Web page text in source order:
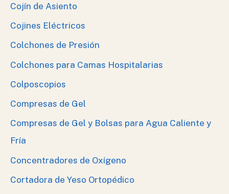
Cojín de Asiento
Cojines Eléctricos
Colchones de Presión
Colchones para Camas Hospitalarias
Colposcopios
Compresas de Gel
Compresas de Gel y Bolsas para Agua Caliente y
Fría
Concentradores de Oxígeno
Cortadora de Yeso Ortopédico